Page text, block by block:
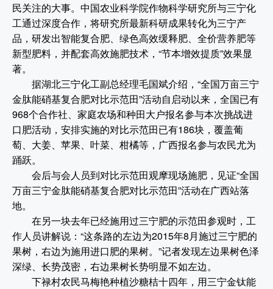
民关注的大事。中国农业科学院作物科学研究所与三宁化
工通过深度合作，将研究所最新科研成果转化为三宁产
品，研发出智能复合肥、绿色高效缓释肥、全价营养肥等
新型肥料，并配套高效施肥技术，“节本增效提质”效果显
著。
据湖北三宁化工副总经理毛国斌介绍，“全国万亩三宁
金肽能硝基复合肥对比示范田”活动自启动以来，全国已有
968个合作社、家庭农场和种田大户报名参与本次挑战进
口肥活动，安排实施的对比示范田已有186块，覆盖葡
萄、大姜、苹果、叶菜、柑橘等，广西报名参与农民尤为
踊跃。
会后与会人员到对比示范田观摩现场施肥，见证“全国
万亩三宁金肽能硝基复合肥对比示范田”活动在广西站落
地。
在另一块去年已经施用过三宁肥的示范田参观时，工
作人员讲解说：“这条路的左边为2015年8月施过三宁肥的
果树，右边为施用进口肥的果树。”记者发现左边果树色泽
深绿、长势茂密，右边果树长势明显不如左边。
下禄村农民马梅艳种植沙糖桔十四年，用三宁金钛能